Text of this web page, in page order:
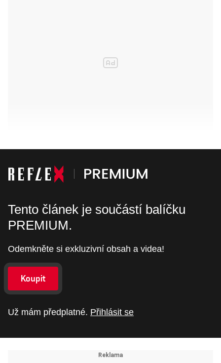
Tento článek je součástí balíčku
PREMIUM.
Odemkněte si exkluzivní obsah a videa!
Koupit
Už mám předplatné. Přihlásit se